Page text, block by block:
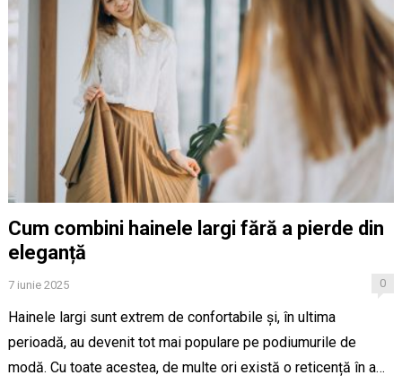
Cum combini hainele largi fără a pierde din
eleganță
7 iunie 2025 0
Hainele largi sunt extrem de confortabile și, în ultima
perioadă, au devenit tot mai populare pe podiumurile de
modă. Cu toate acestea, de multe ori există o reticență în a…